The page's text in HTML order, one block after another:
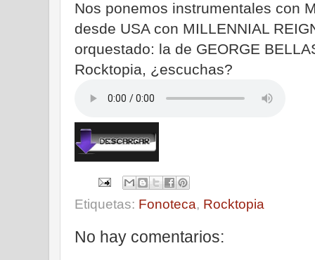
Nos ponemos instrumentales con
desde USA con MILLENNIAL
orquestado: la de GEORGE
Rocktopia, ¿escuchas?
Etiquetas: Fonoteca, Rocktopia
No hay comentarios: